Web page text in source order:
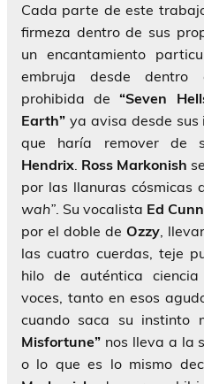
Cada parte de este
firmeza dentro de sus
un encantamiento
embruja desde
prohibida de“Seven
Earth” ya avisa desde sus
que haría remover de
Hendrix. Ross Markonish
por las llanuras cósmicas
wah”. Su vocalista Ed
por el doble de Ozzy,
las cuatro cuerdas, teje
hilo de auténtica
voces, tanto en esos
cuando saca su instinto
Misfortune” nos lleva a la
o lo que es lo mismo